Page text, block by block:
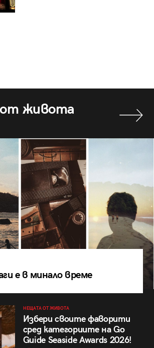
живота
е в минало време
НЕЩАТА ОТ ЖИВОТА
Избери своите фаворити
сред категориите на Go
Guide Seaside Awards 2026!